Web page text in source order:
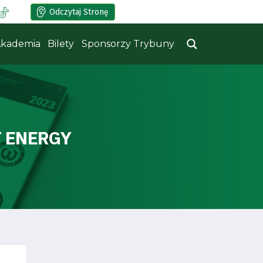
Odczytaj Stronę
Bilety Sponsorzy Trybuny